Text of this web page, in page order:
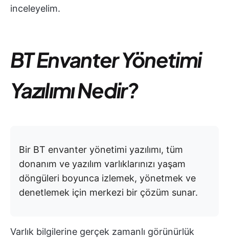
inceleyelim.
BT Envanter Yönetimi
Yazılımı Nedir?
Bir BT envanter yönetimi yazılımı, tüm
donanım ve yazılım varlıklarınızı yaşam
döngüleri boyunca izlemek, yönetmek ve
denetlemek için merkezi bir çözüm sunar.
Varlık bilgilerine gerçek zamanlı görünürlük